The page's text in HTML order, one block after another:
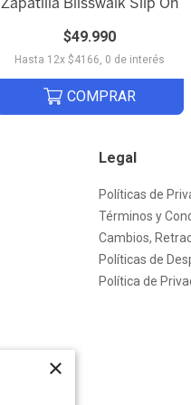
$49.990
Hasta 12x $4166, 0 de interés
COMPRAR
Legal
Políticas de
Términos y
Cambios,
Políticas de
Política de
×